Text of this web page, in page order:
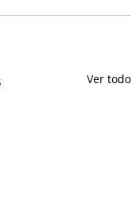
Ver todo